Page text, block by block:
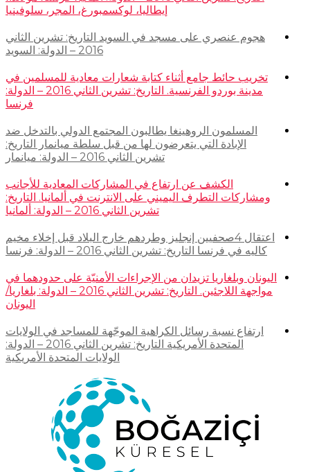
إيطاليا، لوكسمبورغ، المجر، سلوفينيا
هجوم عنصري على مسجد في السويد التاريخ: تشرين الثاني
2016 – الدولة: السويد
تخريب حائط جامع أثناء كتابة شعارات معادية للمسلمين في
مدينة بوردو الفرنسية. التاريخ: تشرين الثاني 2016 – الدولة:
فرنسا
المسلمون الروهينغا يطالبون المجتمع الدولي بالتدخل ضد
الإبادة التي يتعرضون لها من قبل سلطة ميانمار التاريخ:
تشرين الثاني 2016 – الدولة: ميانمار
الكشف عن ارتفاع في المشاركات المعادية للأجانب
ومشاركات التطرف اليميني على الانترنت في ألمانيا. التاريخ:
تشرين الثاني 2016 – الدولة: ألمانيا
اعتقال 4صحفيين إنجليز وطردهم خارج البلاد قبل إخلاء مخيم
كاليه في فرنسا التاريخ: تشرين الثاني 2016 – الدولة: فرنسا
اليونان وبلغاريا تزيدان من الإجراءات الأمنيّة على حدودهما في
مواجهة اللاجئين. التاريخ: تشرين الثاني 2016 – الدولة: بلغاريا/
اليونان
ارتفاع نسبة رسائل الكراهية الموجّهة للمساجد في الولايات
المتحدة الأمريكية التاريخ: تشرين الثاني 2016 – الدولة:
الولايات المتحدة الأمريكية